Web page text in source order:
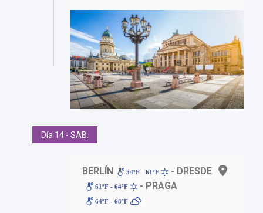
Día 14 - SAB.
BERLÍN 54ºF - 61ºF - DRESDE
61ºF - 64ºF - PRAGA
64ºF - 68ºF